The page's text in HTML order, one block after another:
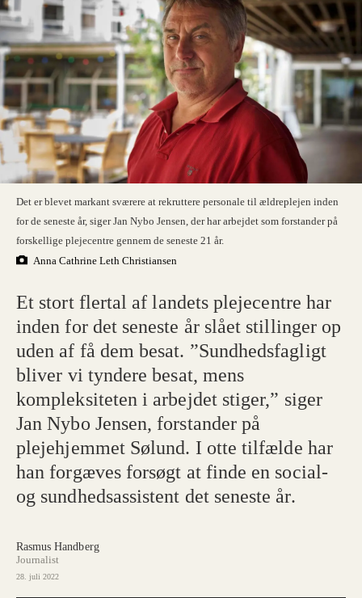
Det er blevet markant sværere at rekruttere personale til ældreplejen inden
for de seneste år, siger Jan Nybo Jensen, der har arbejdet som forstander på
forskellige plejecentre gennem de seneste 21 år.
Anna Cathrine Leth Christiansen
Et stort flertal af landets plejecentre har
inden for det seneste år slået stillinger op
uden af få dem besat. ”Sundhedsfagligt
bliver vi tyndere besat, mens
kompleksiteten i arbejdet stiger,” siger
Jan Nybo Jensen, forstander på
plejehjemmet Sølund. I otte tilfælde har
han forgæves forsøgt at finde en social-
og sundhedsassistent det seneste år.
Rasmus Handberg
Journalist
28. juli 2022